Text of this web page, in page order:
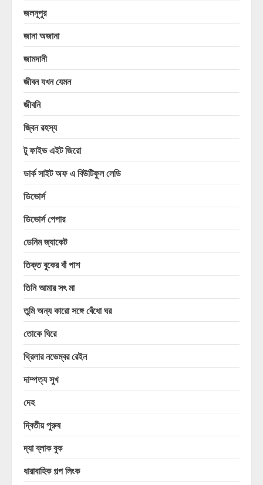
জলনূপুর
জানা অজানা
জামদানী
জীবন যখন যেমন
জীবনি
জ্বিন রহস্য
টু ফাইভ এইট জিরো
ডার্ক সাইট অফ এ বিউটিফুল লেডি
ডিভোর্স
ডিভোর্স পেপার
ডেনিম জ্যাকেট
তিক্ত বুকের বাঁ পাশ
তিনি আমার সৎ মা
তুমি অন্য কারো সঙ্গে বেঁধো ঘর
তোকে ঘিরে
থ্রিলার নভেম্বর রেইন
দাম্পত্য সুখ
দেহ
দ্বিতীয় পুরুষ
দ্যা ব্লাক বুক
ধারাবাহিক গল্প লিংক